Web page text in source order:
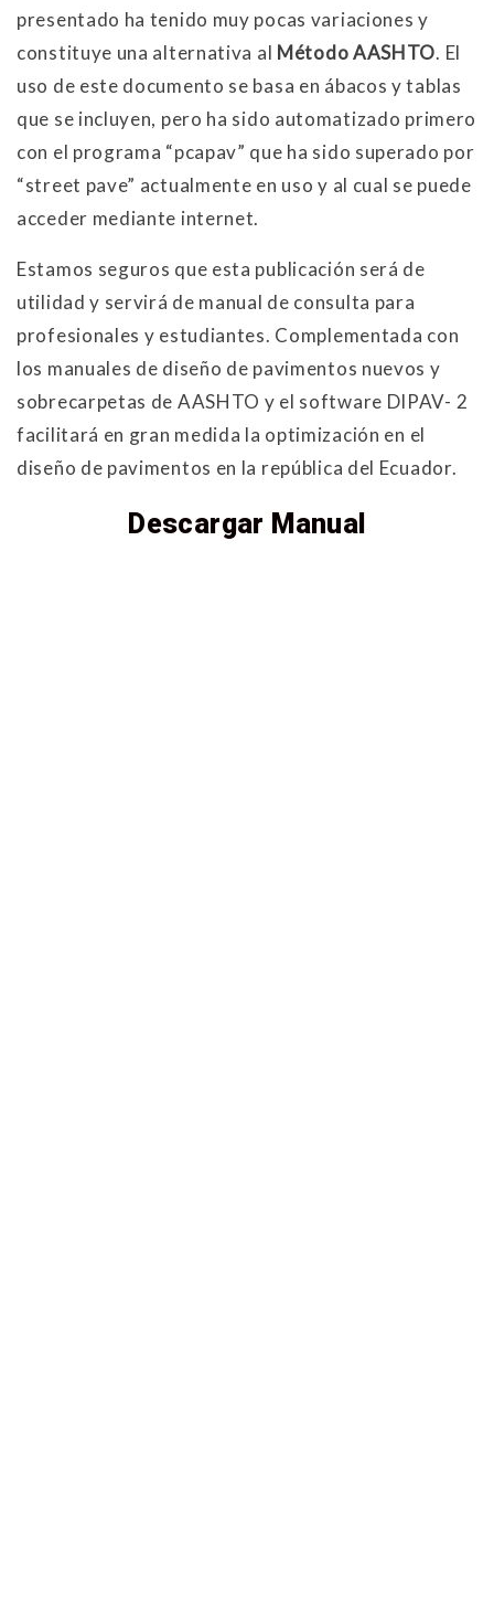
presentado ha tenido muy pocas variaciones y
constituye una alternativa al Método AASHTO. El
uso de este documento se basa en ábacos y tablas
que se incluyen, pero ha sido automatizado primero
con el programa “pcapav” que ha sido superado por
“street pave” actualmente en uso y al cual se puede
acceder mediante internet.
Estamos seguros que esta publicación será de
utilidad y servirá de manual de consulta para
profesionales y estudiantes. Complementada con
los manuales de diseño de pavimentos nuevos y
sobrecarpetas de AASHTO y el software DIPAV- 2
facilitará en gran medida la optimización en el
diseño de pavimentos en la república del Ecuador.
Descargar Manual